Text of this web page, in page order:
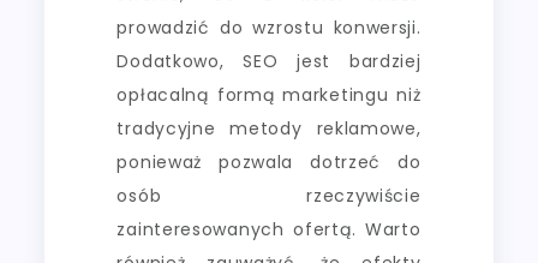
prowadzić do wzrostu konwersji.
Dodatkowo, SEO jest bardziej
opłacalną formą marketingu niż
tradycyjne metody reklamowe,
ponieważ pozwala dotrzeć do
osób rzeczywiście
zainteresowanych ofertą. Warto